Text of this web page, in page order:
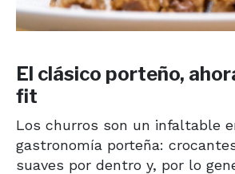
El clásico porteño,
fit
Los churros son un infaltable
gastronomía porteña:
suaves por dentro y, por lo